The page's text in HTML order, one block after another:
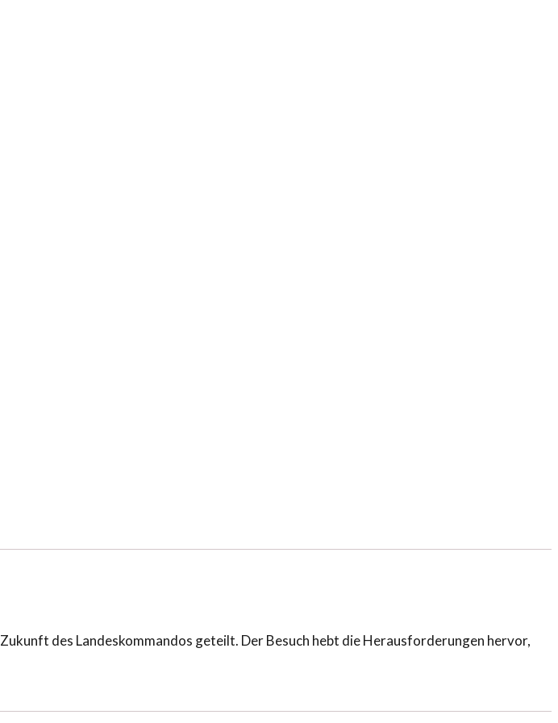
des Landeskommandos geteilt. Der Besuch hebt die Herausforderungen hervor,